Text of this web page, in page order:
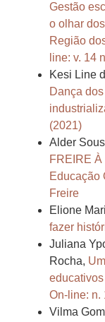
Gestão
o olhar
Região
line: v. 14
Kesi Line
Dança
(2021)
Alder
FREIRE
Educação
Freire
Elione
fazer
Juliana
Rocha,
On-line: n.
Vilma